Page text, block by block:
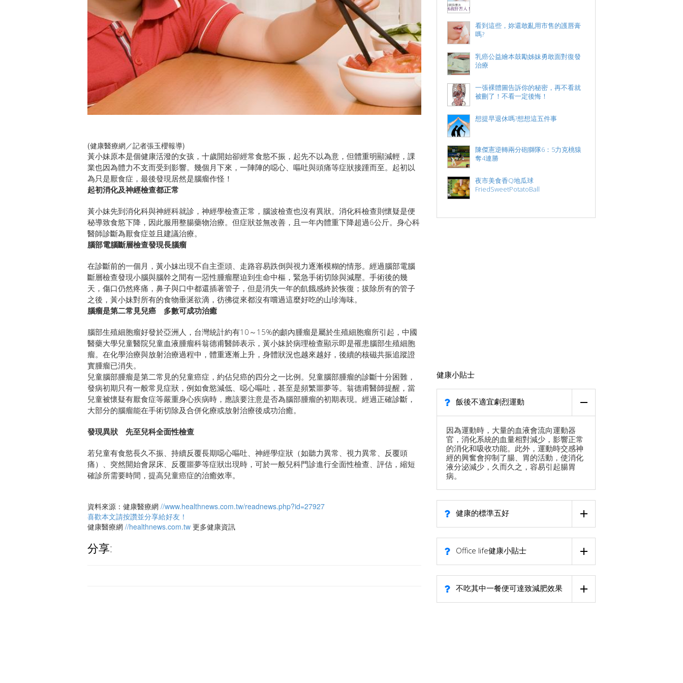
(健康醫療網／記者張玉櫻報導)
黃小妹原本是個健康活潑的女孩，十歲開始卻經常食慾不振，起先不以為意，但體重明顯減輕，課
業也因為體力不支而受到影響。幾個月下來，一陣陣的噁心、嘔吐與頭痛等症狀接踵而至。起初以
為只是厭食症，最後發現居然是腦瘤作怪！
起初消化及神經檢查都正常
黃小妹先到消化科與神經科就診，神經學檢查正常，腦波檢查也沒有異狀。消化科檢查則懷疑是便
秘導致食慾下降，因此服用整腸藥物治療。但症狀並無改善，且一年內體重下降超過6公斤。身心科
醫師診斷為厭食症並且建議治療。
腦部電腦斷層檢查發現長腦瘤
在診斷前的一個月，黃小妹出現不自主歪頭、走路容易跌倒與視力逐漸模糊的情形。經過腦部電腦
斷層檢查發現小腦與腦幹之間有一惡性腫瘤壓迫到生命中樞，緊急手術切除與減壓。手術後的幾
天，傷口仍然疼痛，鼻子與口中都還插著管子，但是消失一年的飢餓感終於恢復；拔除所有的管子
之後，黃小妹對所有的食物垂涎欲滴，彷彿從來都沒有嚐過這麼好吃的山珍海味。
腦瘤是第二常見兒癌 多數可成功治癒
腦部生殖細胞瘤好發於亞洲人，台灣統計約有10～15%的顱內腫瘤是屬於生殖細胞瘤所引起，中國
醫藥大學兒童醫院兒童血液腫瘤科翁德甫醫師表示，黃小妹於病理檢查顯示即是罹患腦部生殖細胞
瘤。在化學治療與放射治療過程中，體重逐漸上升，身體狀況也越來越好，後續的核磁共振追蹤證
實腫瘤已消失。
兒童腦部腫瘤是第二常見的兒童癌症，約佔兒癌的四分之一比例。兒童腦部腫瘤的診斷十分困難，
發病初期只有一般常見症狀，例如食慾減低、噁心嘔吐，甚至是頻繁噩夢等。翁德甫醫師提醒，當
兒童被懷疑有厭食症等嚴重身心疾病時，應該要注意是否為腦部腫瘤的初期表現。經過正確診斷，
大部分的腦瘤能在手術切除及合併化療或放射治療後成功治癒。
發現異狀 先至兒科全面性檢查
若兒童有食慾長久不振、持續反覆長期噁心嘔吐、神經學症狀（如聽力異常、視力異常、反覆頭
痛）、突然開始會尿床、反覆噩夢等症狀出現時，可於一般兒科門診進行全面性檢查、評估，縮短
確診所需要時間，提高兒童癌症的治癒效率。
資料來源：健康醫療網 //www.healthnews.com.tw/readnews.php?id=27927
喜歡本文請按讚並分享給好友！
健康醫療網 //healthnews.com.tw 更多健康資訊
分享:
看到這些，妳還敢亂用市售的護唇膏
嗎?
乳癌公益繪本鼓勵姊妹勇敢面對復發
治療
一張裸體圖告訴你的秘密，再不看就
被刪了！不看一定後悔！
想提早退休嗎?想想這五件事
陳傑憲逆轉兩分砲獅隊6：5力克桃猿
奪4連勝
夜市美食香Q地瓜球
FriedSweetPotatoBall
健康小貼士
飯後不適宜劇烈運動
因為運動時，大量的血液會流向運動器
官，消化系統的血量相對減少，影響正常
的消化和吸收功能。此外，運動時交感神
經的興奮會抑制了腸、胃的活動，使消化
液分泌減少，久而久之，容易引起腸胃
病。
健康的標準五好
Office life健康小貼士
不吃其中一餐便可達致減肥效果